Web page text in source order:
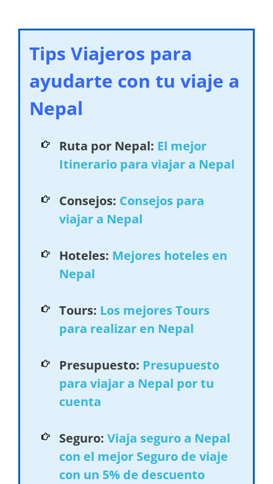
Tips Viajeros para
ayudarte con tu viaje a
Nepal
Ruta por Nepal: El mejor
Itinerario para viajar a Nepal
Consejos: Consejos para
viajar a Nepal
Hoteles: Mejores hoteles en
Nepal
Tours: Los mejores Tours
para realizar en Nepal
Presupuesto: Presupuesto
para viajar a Nepal por tu
cuenta
Seguro: Viaja seguro a Nepal
con el mejor Seguro de viaje
con un 5% de descuento